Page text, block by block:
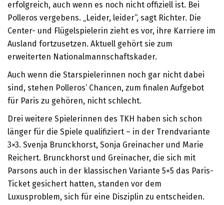
erfolgreich, auch wenn es noch nicht offiziell ist. Bei
Polleros vergebens. „Leider, leider“, sagt Richter. Die
Center- und Flügelspielerin zieht es vor, ihre Karriere im
Ausland fortzusetzen. Aktuell gehört sie zum
erweiterten Nationalmannschaftskader.
Auch wenn die Starspielerinnen noch gar nicht dabei
sind, stehen Polleros‘ Chancen, zum finalen Aufgebot
für Paris zu gehören, nicht schlecht.
Drei weitere Spielerinnen des TKH haben sich schon
länger für die Spiele qualifiziert – in der Trendvariante
3×3. Svenja Brunckhorst, Sonja Greinacher und Marie
Reichert. Brunckhorst und Greinacher, die sich mit
Parsons auch in der klassischen Variante 5×5 das Paris-
Ticket gesichert hatten, standen vor dem
Luxusproblem, sich für eine Disziplin zu entscheiden.